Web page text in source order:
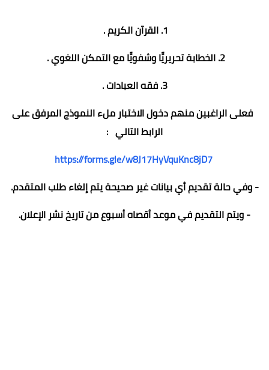
1. القرآن الكريم .
2. الخطابة تحريريًّا وشفويًّا مع التمكن اللغوي .
3. فقه العبادات .
فعلى الراغبين منهم دخول الاختبار ملء النموذج المرفق على
الرابط التالي :
https://forms.gle/w8J17HyVquKnc8jD7
- وفي حالة تقديم أي بيانات غير صحيحة يتم إلغاء طلب المتقدم.
- ويتم التقديم في موعد أقصاه أسبوع من تاريخ نشر الإعلان.